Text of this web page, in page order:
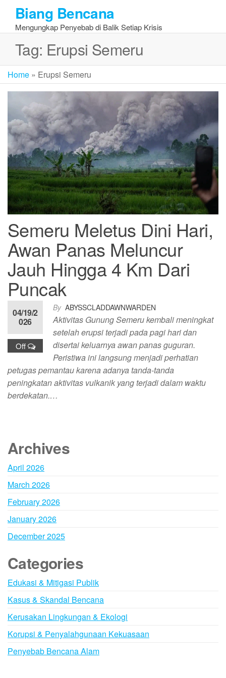
the
content
Biang Bencana
Mengungkap Penyebab di Balik Setiap Krisis
Tag: Erupsi Semeru
Home » Erupsi Semeru
Semeru Meletus Dini Hari,
Awan Panas Meluncur
Jauh Hingga 4 Km Dari
Puncak
By ABYSSCLADDAWNWARDEN
04/19/2
026
Off
Aktivitas Gunung Semeru kembali meningkat
setelah erupsi terjadi pada pagi hari dan
disertai keluarnya awan panas guguran.
Peristiwa ini langsung menjadi perhatian
petugas pemantau karena adanya tanda-tanda
peningkatan aktivitas vulkanik yang terjadi dalam waktu
berdekatan.…
Archives
April 2026
March 2026
February 2026
January 2026
December 2025
Categories
Edukasi & Mitigasi Publik
Kasus & Skandal Bencana
Kerusakan Lingkungan & Ekologi
Korupsi & Penyalahgunaan Kekuasaan
Penyebab Bencana Alam